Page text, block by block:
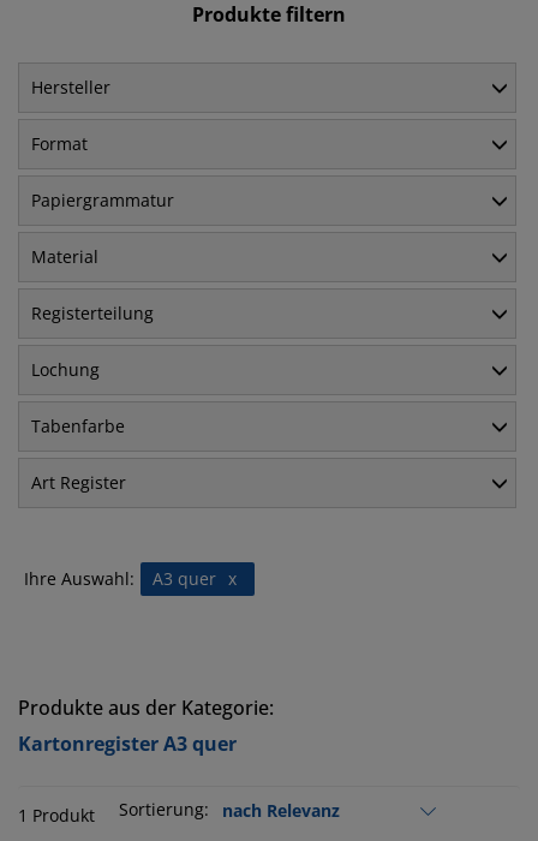
Produkte filtern
Hersteller
Format
Papiergrammatur
Material
Registerteilung
Lochung
Tabenfarbe
Art Register
Ihre Auswahl: x
A3 quer
Produkte aus der Kategorie:
Kartonregister A3 quer
1 Produkt Sortierung: